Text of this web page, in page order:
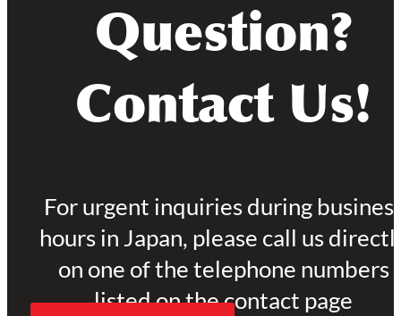
Question?
Contact Us!
For urgent inquiries during
hours in Japan, please call us
on one of the telephone numbers
listed on the contact page